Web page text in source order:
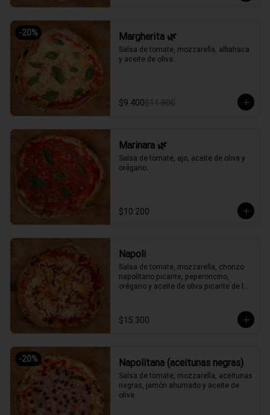
-20% Margherita 🌿
Salsa de tomate, mozzarella, albahaca
y aceite de oliva.
$9.400$11.800
Marinara 🌿
Salsa de tomate, ajo, aceite de oliva y
orégano.
$10.200
Napoli
Salsa de tomate, mozzarella, chorizo
napolitano picante, peperoncino,
orégano y aceite de oliva picante de la
$15.300
-20% Napolitana (aceitunas negras)
Salsa de tomate, mozzarella, aceitunas
negras, jamón ahumado y aceite de
oliva.